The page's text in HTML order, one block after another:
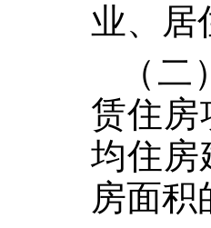
业、居
（
赁住房
均住房
房面积